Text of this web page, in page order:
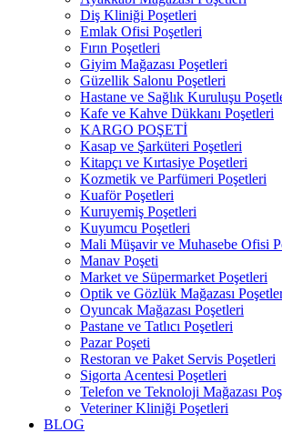
Diş Kliniği Poşetleri
Emlak Ofisi Poşetleri
Fırın Poşetleri
Giyim Mağazası Poşetleri
Güzellik Salonu Poşetleri
Hastane ve Sağlık Kuruluşu
Kafe ve Kahve Dükkanı Poşetleri
KARGO POŞETİ
Kasap ve Şarküteri Poşetleri
Kitapçı ve Kırtasiye Poşetleri
Kozmetik ve Parfümeri Poşetleri
Kuaför Poşetleri
Kuruyemiş Poşetleri
Kuyumcu Poşetleri
Mali Müşavir ve Muhasebe Ofisi
Manav Poşeti
Market ve Süpermarket Poşetleri
Optik ve Gözlük Mağazası
Oyuncak Mağazası Poşetleri
Pastane ve Tatlıcı Poşetleri
Pazar Poşeti
Restoran ve Paket Servis Poşetleri
Sigorta Acentesi Poşetleri
Telefon ve Teknoloji Mağazası
Veteriner Kliniği Poşetleri
BLOG